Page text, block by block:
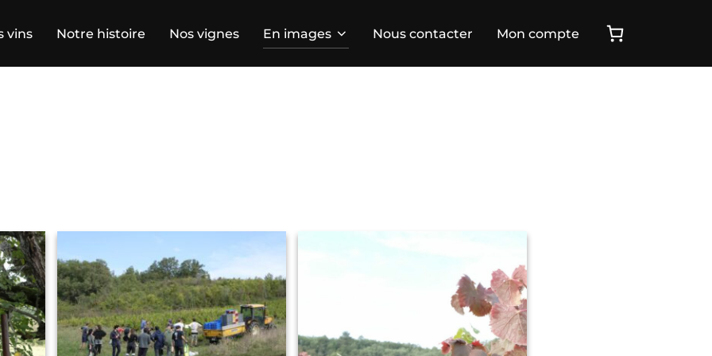
vins Notre histoire Nos vignes En images Nous contacter Mon compte